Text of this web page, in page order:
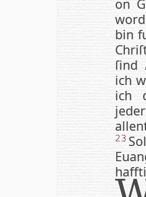
on
bin
ich
ich
23